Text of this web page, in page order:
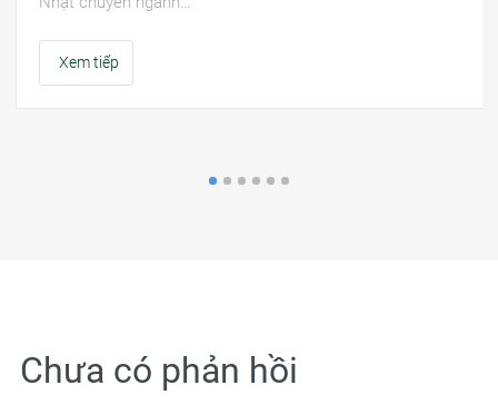
Xem tiếp
Chưa có phản hồi